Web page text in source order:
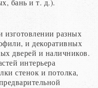
бань и т. д.).
разных
и декоративных
дверей и наличников.
интерьера
стенок и потолка,